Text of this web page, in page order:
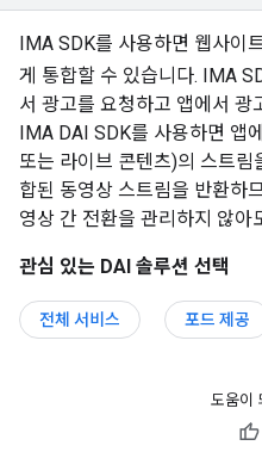
IMA SDK를 사용하면 웹사이
게 통합할 수 있습니다. IMA
서 광고를 요청하고 앱에서 광
IMA DAI SDK를 사용하면 앱
또는 라이브 콘텐츠)의 스트림
합된 동영상 스트림을 반환하
영상 간 전환을 관리하지 않아
관심 있는 DAI 솔루션 선택
전체 서비스 포드 제공
도움이